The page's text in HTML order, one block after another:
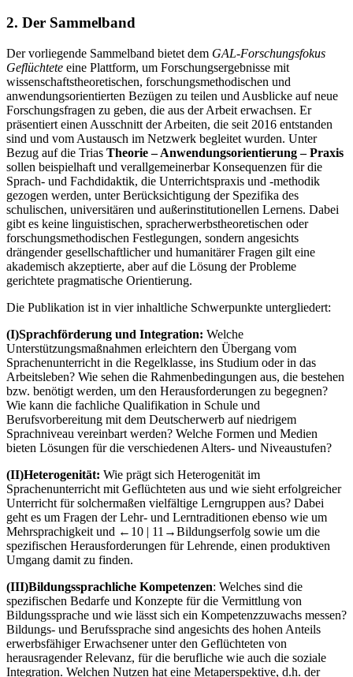
2. Der Sammelband
Der vorliegende Sammelband bietet dem GAL-Forschungsfokus
Geflüchtete eine Plattform, um Forschungsergebnisse mit
wissenschaftstheoretischen, forschungsmethodischen und
anwendungsorientierten Bezügen zu teilen und Ausblicke auf neue
Forschungsfragen zu geben, die aus der Arbeit erwachsen. Er
präsentiert einen Ausschnitt der Arbeiten, die seit 2016 entstanden
sind und vom Austausch im Netzwerk begleitet wurden. Unter
Bezug auf die Trias Theorie – Anwendungsorientierung – Praxis
sollen beispielhaft und verallgemeinerbar Konsequenzen für die
Sprach- und Fachdidaktik, die Unterrichtspraxis und -methodik
gezogen werden, unter Berücksichtigung der Spezifika des
schulischen, universitären und außerinstitutionellen Lernens. Dabei
gibt es keine linguistischen, spracherwerbstheoretischen oder
forschungsmethodischen Festlegungen, sondern angesichts
drängender gesellschaftlicher und humanitärer Fragen gilt eine
akademisch akzeptierte, aber auf die Lösung der Probleme
gerichtete pragmatische Orientierung.
Die Publikation ist in vier inhaltliche Schwerpunkte untergliedert:
(I)Sprachförderung und Integration: Welche
Unterstützungsmaßnahmen erleichtern den Übergang vom
Sprachenunterricht in die Regelklasse, ins Studium oder in das
Arbeitsleben? Wie sehen die Rahmenbedingungen aus, die bestehen
bzw. benötigt werden, um den Herausforderungen zu begegnen?
Wie kann die fachliche Qualifikation in Schule und
Berufsvorbereitung mit dem Deutscherwerb auf niedrigem
Sprachniveau vereinbart werden? Welche Formen und Medien
bieten Lösungen für die verschiedenen Alters- und Niveaustufen?
(II)Heterogenität: Wie prägt sich Heterogenität im
Sprachenunterricht mit Geflüchteten aus und wie sieht erfolgreicher
Unterricht für solchermaßen vielfältige Lerngruppen aus? Dabei
geht es um Fragen der Lehr- und Lerntraditionen ebenso wie um
Mehrsprachigkeit und ←10 | 11→Bildungserfolg sowie um die
spezifischen Herausforderungen für Lehrende, einen produktiven
Umgang damit zu finden.
(III)Bildungssprachliche Kompetenzen: Welches sind die
spezifischen Bedarfe und Konzepte für die Vermittlung von
Bildungssprache und wie lässt sich ein Kompetenzzuwachs messen?
Bildungs- und Berufssprache sind angesichts des hohen Anteils
erwerbsfähiger Erwachsener unter den Geflüchteten von
herausragender Relevanz, für die berufliche wie auch die soziale
Integration. Welchen Nutzen hat eine Metaperspektive, d.h. der